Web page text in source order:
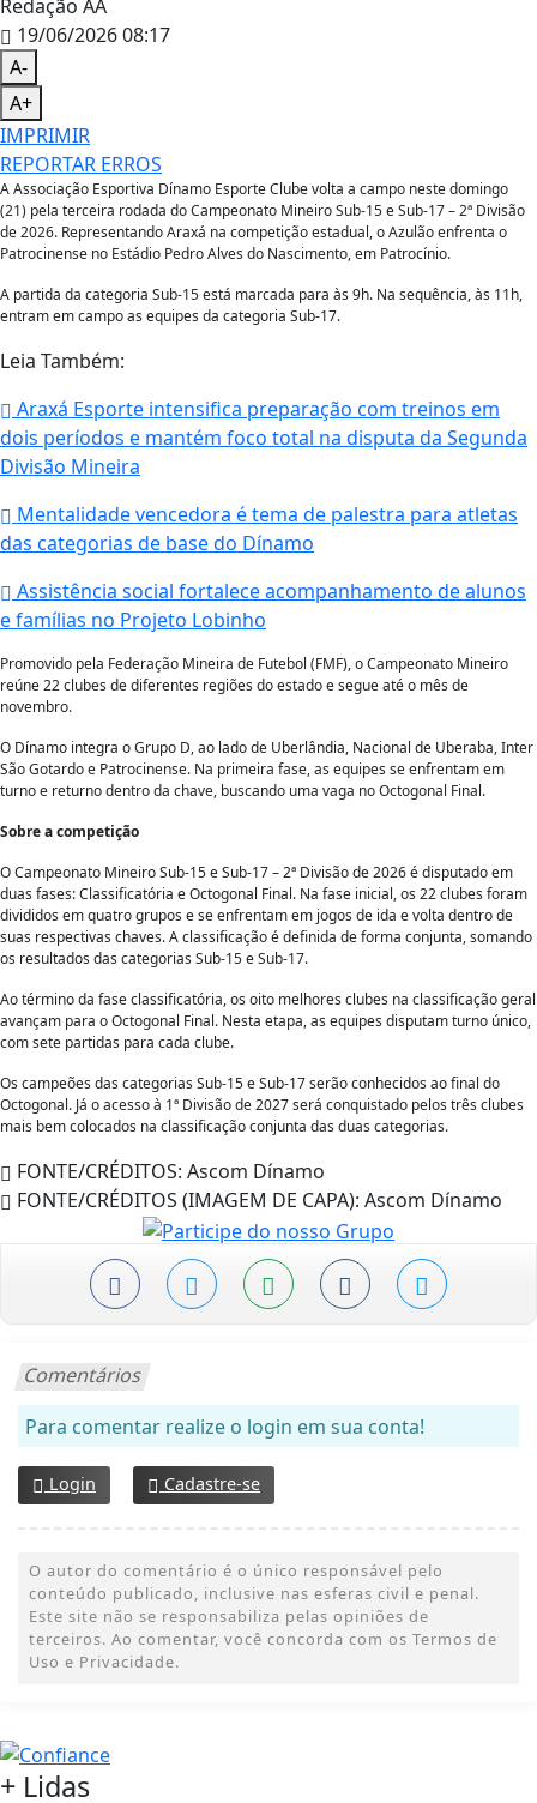
Redação AA
19/06/2026 08:17
A-
A+
IMPRIMIR
REPORTAR ERROS
A Associação Esportiva Dínamo Esporte Clube volta a campo neste domingo
(21) pela terceira rodada do Campeonato Mineiro Sub-15 e Sub-17 – 2ª Divisão
de 2026. Representando Araxá na competição estadual, o Azulão enfrenta o
Patrocinense no Estádio Pedro Alves do Nascimento, em Patrocínio.
A partida da categoria Sub-15 está marcada para às 9h. Na sequência, às 11h,
entram em campo as equipes da categoria Sub-17.
Leia Também:
Araxá Esporte intensifica preparação com treinos em
dois períodos e mantém foco total na disputa da Segunda
Divisão Mineira
Mentalidade vencedora é tema de palestra para atletas
das categorias de base do Dínamo
Assistência social fortalece acompanhamento de alunos
e famílias no Projeto Lobinho
Promovido pela Federação Mineira de Futebol (FMF), o Campeonato Mineiro
reúne 22 clubes de diferentes regiões do estado e segue até o mês de
novembro.
O Dínamo integra o Grupo D, ao lado de Uberlândia, Nacional de Uberaba, Inter
São Gotardo e Patrocinense. Na primeira fase, as equipes se enfrentam em
turno e returno dentro da chave, buscando uma vaga no Octogonal Final.
Sobre a competição
O Campeonato Mineiro Sub-15 e Sub-17 – 2ª Divisão de 2026 é disputado em
duas fases: Classificatória e Octogonal Final. Na fase inicial, os 22 clubes foram
divididos em quatro grupos e se enfrentam em jogos de ida e volta dentro de
suas respectivas chaves. A classificação é definida de forma conjunta, somando
os resultados das categorias Sub-15 e Sub-17.
Ao término da fase classificatória, os oito melhores clubes na classificação geral
avançam para o Octogonal Final. Nesta etapa, as equipes disputam turno único,
com sete partidas para cada clube.
Os campeões das categorias Sub-15 e Sub-17 serão conhecidos ao final do
Octogonal. Já o acesso à 1ª Divisão de 2027 será conquistado pelos três clubes
mais bem colocados na classificação conjunta das duas categorias.
FONTE/CRÉDITOS: Ascom Dínamo
FONTE/CRÉDITOS (IMAGEM DE CAPA): Ascom Dínamo
Comentários
Para comentar realize o login em sua conta!
Login Cadastre-se
O autor do comentário é o único responsável pelo
conteúdo publicado, inclusive nas esferas civil e penal.
Este site não se responsabiliza pelas opiniões de
terceiros. Ao comentar, você concorda com os Termos de
Uso e Privacidade.
+ Lidas